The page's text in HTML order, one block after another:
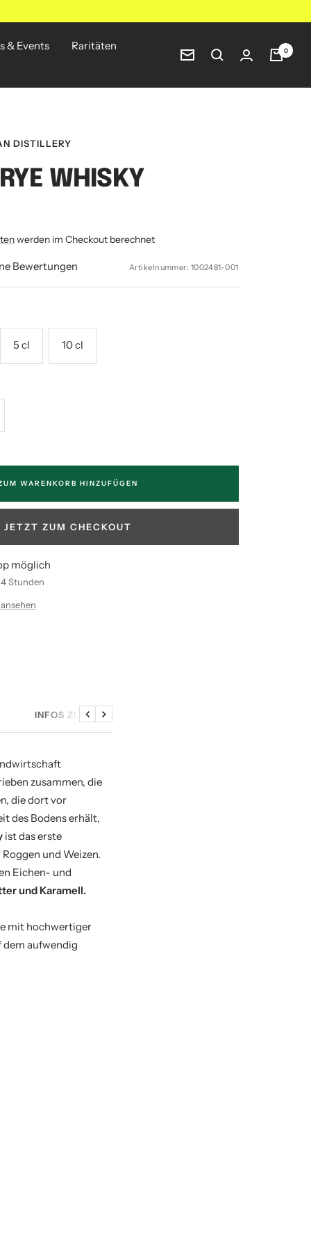
& Events
Raritäten
Newsletter
0
DISTILLERY
WHISKY
werden im Checkout berechnet
Bewertungen Artikelnummer: 1002481-001
5 cl 10 cl
WARENKORB HINZUFÜGEN
JETZT ZUM CHECKOUT
möglich
Stunden
INFOS ZU DEN SAMPLES
ZurückWeiter
zusammen, die
die dort vor
des Bodens erhält,
ist das erste
und Weizen.
Eichen- und
und Karamell.
mit hochwertiger
aufwendig